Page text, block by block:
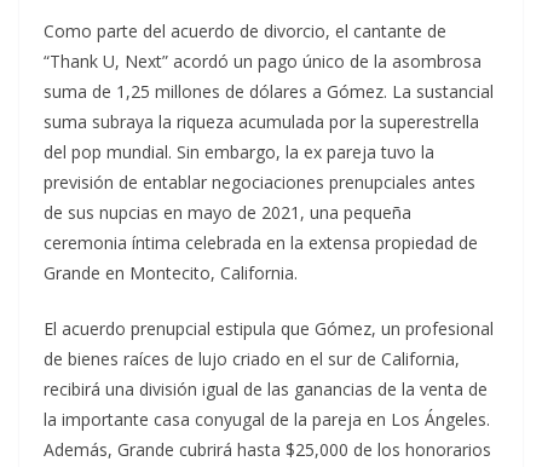
Como parte del acuerdo de divorcio, el cantante de
“Thank U, Next” acordó un pago único de la asombrosa
suma de 1,25 millones de dólares a Gómez. La sustancial
suma subraya la riqueza acumulada por la superestrella
del pop mundial. Sin embargo, la ex pareja tuvo la
previsión de entablar negociaciones prenupciales antes
de sus nupcias en mayo de 2021, una pequeña
ceremonia íntima celebrada en la extensa propiedad de
Grande en Montecito, California.
El acuerdo prenupcial estipula que Gómez, un profesional
de bienes raíces de lujo criado en el sur de California,
recibirá una división igual de las ganancias de la venta de
la importante casa conyugal de la pareja en Los Ángeles.
Además, Grande cubrirá hasta $25,000 de los honorarios